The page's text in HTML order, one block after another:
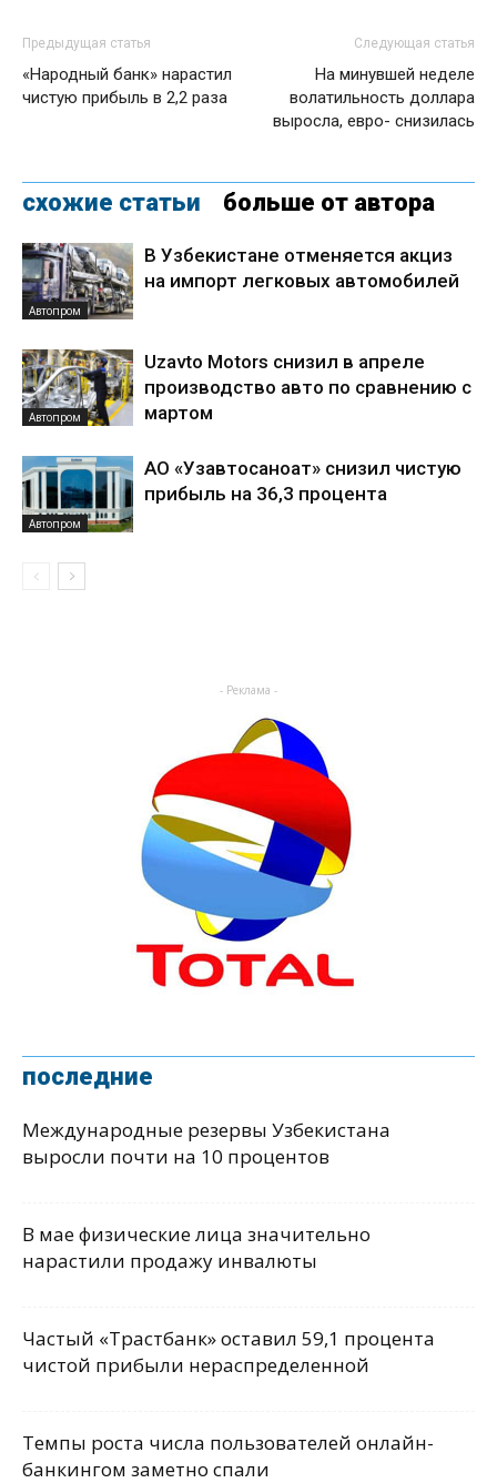
Предыдущая статья
«Народный банк» нарастил
чистую прибыль в 2,2 раза
Следующая статья
На минувшей неделе
волатильность доллара
выросла, евро- снизилась
схожие статьи больше от автора
Автопром
В Узбекистане отменяется акциз
на импорт легковых автомобилей
Автопром
Uzavto Motors снизил в апреле
производство авто по сравнению с
мартом
Автопром
АО «Узавтосаноат» снизил чистую
прибыль на 36,3 процента
- Реклама -
последние
Международные резервы Узбекистана
выросли почти на 10 процентов
В мае физические лица значительно
нарастили продажу инвалюты
Частый «Трастбанк» оставил 59,1 процента
чистой прибыли нераспределенной
Темпы роста числа пользователей онлайн-
банкингом заметно спали